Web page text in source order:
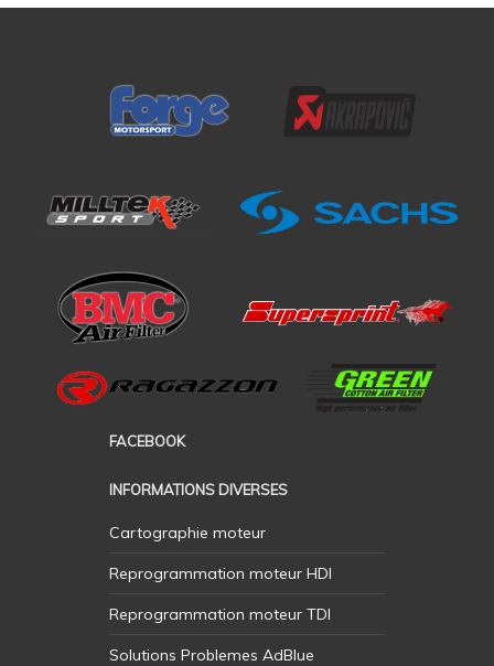
FACEBOOK
INFORMATIONS DIVERSES
Cartographie moteur
Reprogrammation moteur HDI
Reprogrammation moteur TDI
Solutions Problemes AdBlue